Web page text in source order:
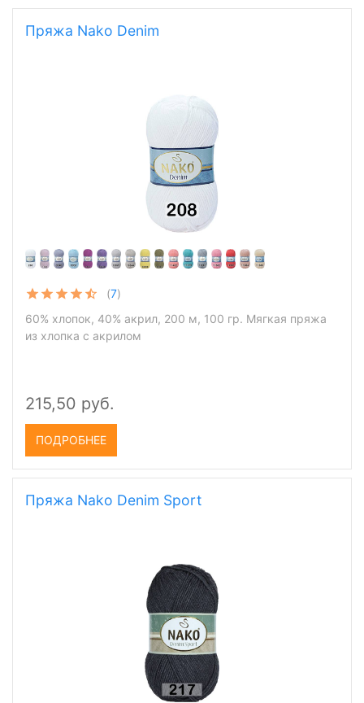
Пряжа Nako Denim
(7)
60% хлопок, 40% акрил, 200 м, 100 гр. Мягкая пряжа
из хлопка с акрилом
215,50 руб.
ПОДРОБНЕЕ
Пряжа Nako Denim Sport